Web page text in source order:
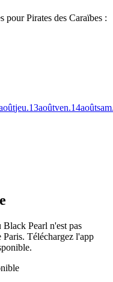
pour Pirates des Caraïbes :
jeu.13aoûtven.14août
Pearl n'est pas
Paris. Téléchargez l'app